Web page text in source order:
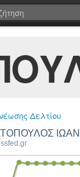
Δελτίου